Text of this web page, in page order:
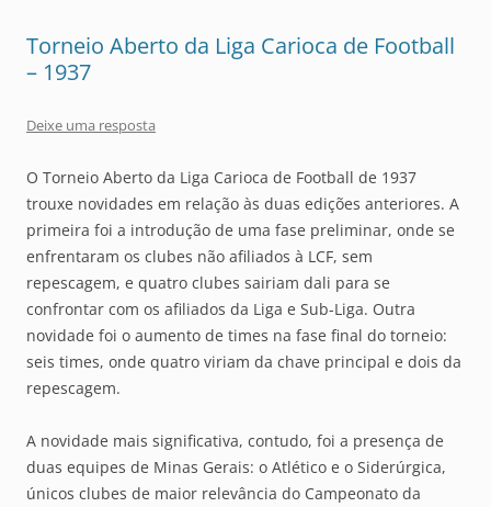
Torneio Aberto da Liga Carioca de Football
– 1937
Deixe uma resposta
O Torneio Aberto da Liga Carioca de Football de 1937
trouxe novidades em relação às duas edições anteriores. A
primeira foi a introdução de uma fase preliminar, onde se
enfrentaram os clubes não afiliados à LCF, sem
repescagem, e quatro clubes sairiam dali para se
confrontar com os afiliados da Liga e Sub-Liga. Outra
novidade foi o aumento de times na fase final do torneio:
seis times, onde quatro viriam da chave principal e dois da
repescagem.
A novidade mais significativa, contudo, foi a presença de
duas equipes de Minas Gerais: o Atlético e o Siderúrgica,
únicos clubes de maior relevância do Campeonato da